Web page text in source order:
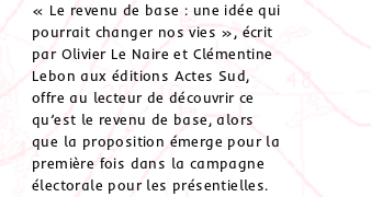
« Le revenu de base : une idée qui
pourrait changer nos vies », écrit
par Olivier Le Naire et Clémentine
Lebon aux éditions Actes Sud,
offre au lecteur de découvrir ce
qu’est le revenu de base, alors
que la proposition émerge pour la
première fois dans la campagne
électorale pour les présentielles.